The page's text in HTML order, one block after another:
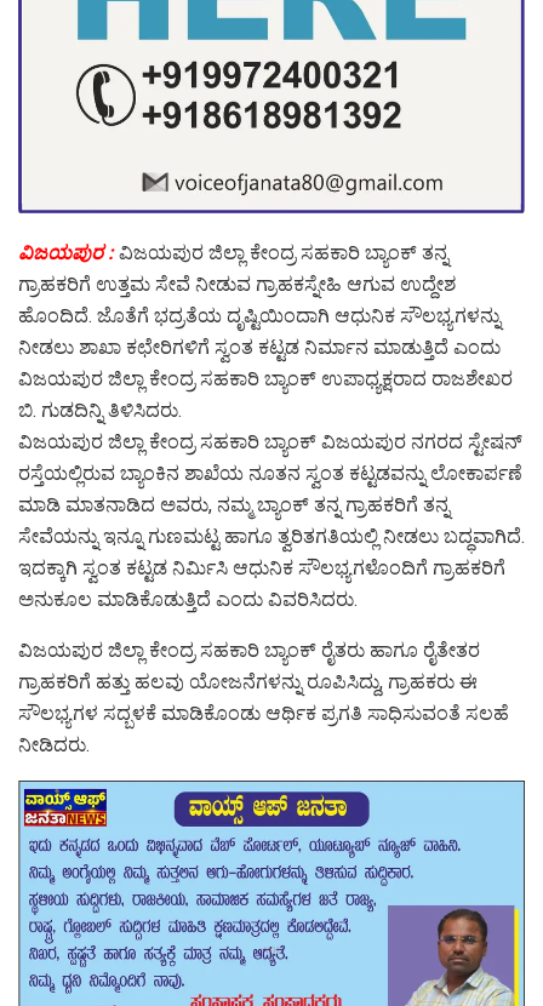
ವಿಜಯಪುರ : ವಿಜಯಪುರ ಜಿಲ್ಲಾ ಕೇಂದ್ರ ಸಹಕಾರಿ ಬ್ಯಾಂಕ್ ತನ್ನ
ಗ್ರಾಹಕರಿಗೆ ಉತ್ತಮ ಸೇವೆ ನೀಡುವ ಗ್ರಾಹಕಸ್ನೇಹಿ ಆಗುವ ಉದ್ದೇಶ
ಹೊಂದಿದೆ. ಜೊತೆಗೆ ಭದ್ರತೆಯ ದೃಷ್ಟಿಯಿಂದಾಗಿ ಆಧುನಿಕ ಸೌಲಭ್ಯಗಳನ್ನು
ನೀಡಲು ಶಾಖಾ ಕಛೇರಿಗಳಿಗೆ ಸ್ವಂತ ಕಟ್ಟಡ ನಿರ್ಮಾನ ಮಾಡುತ್ತಿದೆ ಎಂದು
ವಿಜಯಪುರ ಜಿಲ್ಲಾ ಕೇಂದ್ರ ಸಹಕಾರಿ ಬ್ಯಾಂಕ್ ಉಪಾಧ್ಯಕ್ಷರಾದ ರಾಜಶೇಖರ
ಬಿ. ಗುಡದಿನ್ನಿ ತಿಳಿಸಿದರು.
ವಿಜಯಪುರ ಜಿಲ್ಲಾ ಕೇಂದ್ರ ಸಹಕಾರಿ ಬ್ಯಾಂಕ್ ವಿಜಯಪುರ ನಗರದ ಸ್ಟೇಷನ್
ರಸ್ತೆಯಲ್ಲಿರುವ ಬ್ಯಾಂಕಿನ ಶಾಖೆಯ ನೂತನ ಸ್ವಂತ ಕಟ್ಟಡವನ್ನು ಲೋಕಾರ್ಪಣೆ
ಮಾಡಿ ಮಾತನಾಡಿದ ಅವರು, ನಮ್ಮ ಬ್ಯಾಂಕ್ ತನ್ನ ಗ್ರಾಹಕರಿಗೆ ತನ್ನ
ಸೇವೆಯನ್ನು ಇನ್ನೂ ಗುಣಮಟ್ಟ ಹಾಗೂ ತ್ವರಿತಗತಿಯಲ್ಲಿ ನೀಡಲು ಬದ್ಧವಾಗಿದೆ.
ಇದಕ್ಕಾಗಿ ಸ್ವಂತ ಕಟ್ಟಡ ನಿರ್ಮಿಸಿ ಆಧುನಿಕ ಸೌಲಭ್ಯಗಳೊಂದಿಗೆ ಗ್ರಾಹಕರಿಗೆ
ಅನುಕೂಲ ಮಾಡಿಕೊಡುತ್ತಿದೆ ಎಂದು ವಿವರಿಸಿದರು.
ವಿಜಯಪುರ ಜಿಲ್ಲಾ ಕೇಂದ್ರ ಸಹಕಾರಿ ಬ್ಯಾಂಕ್ ರೈತರು ಹಾಗೂ ರೈತೇತರ
ಗ್ರಾಹಕರಿಗೆ ಹತ್ತು ಹಲವು ಯೋಜನೆಗಳನ್ನು ರೂಪಿಸಿದ್ದು, ಗ್ರಾಹಕರು ಈ
ಸೌಲಭ್ಯಗಳ ಸದ್ಬಳಕೆ ಮಾಡಿಕೊಂಡು ಆರ್ಥಿಕ ಪ್ರಗತಿ ಸಾಧಿಸುವಂತೆ ಸಲಹೆ
ನೀಡಿದರು.